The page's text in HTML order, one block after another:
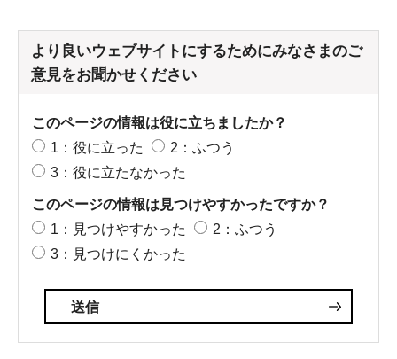
より良いウェブサイトにするためにみなさまのご
意見をお聞かせください
このページの情報は役に立ちましたか？
1：役に立った
2：ふつう
3：役に立たなかった
このページの情報は見つけやすかったですか？
1：見つけやすかった
2：ふつう
3：見つけにくかった